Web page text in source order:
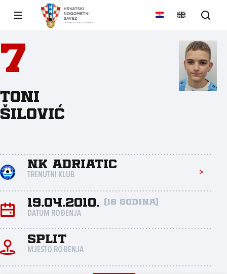
7
Toni
Šilović
NK Adriatic
TRENUTNI KLUB
19.04.2010. (16 godina)
DATUM ROĐENJA
Split
MJESTO ROĐENJA